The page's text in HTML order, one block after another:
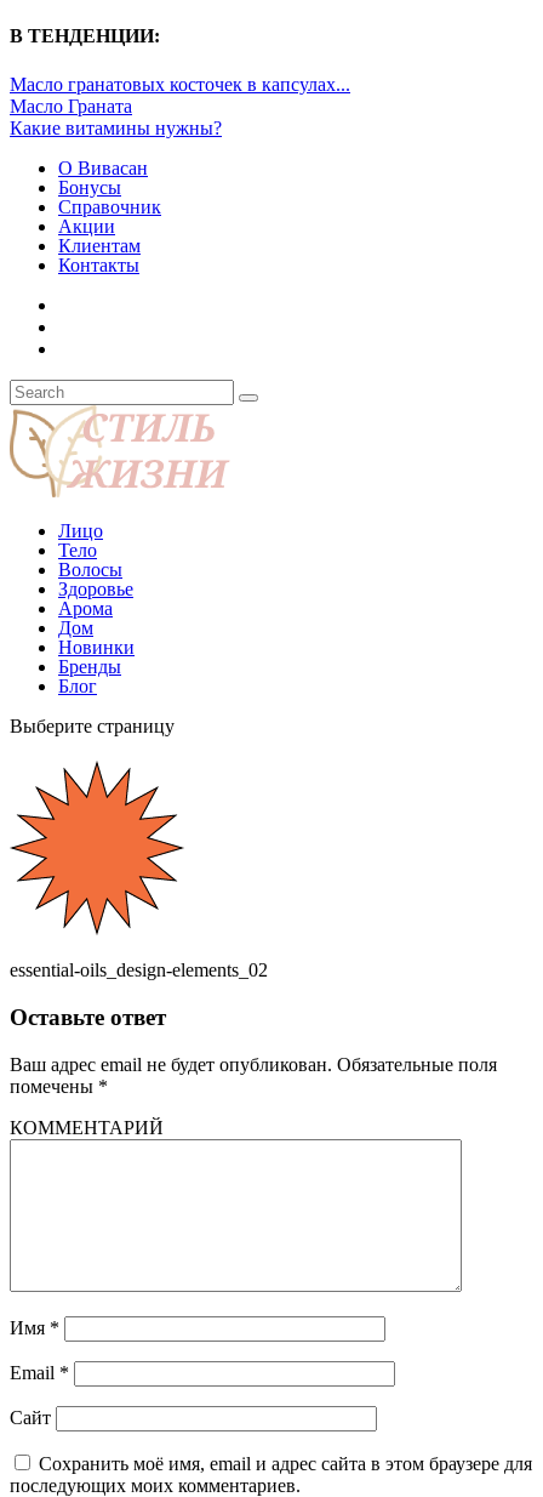
В ТЕНДЕНЦИИ:
Масло гранатовых косточек в капсулах...
Масло Граната
Какие витамины нужны?
О Вивасан
Бонусы
Справочник
Акции
Клиентам
Контакты
Лицо
Тело
Волосы
Здоровье
Арома
Дом
Новинки
Бренды
Блог
Выберите страницу
essential-oils_design-elements_02
Оставьте ответ
Ваш адрес email не будет опубликован. Обязательные поля
помечены *
КОММЕНТАРИЙ
Имя *
Email *
Сайт
Сохранить моё имя, email и адрес сайта в этом браузере для
последующих моих комментариев.